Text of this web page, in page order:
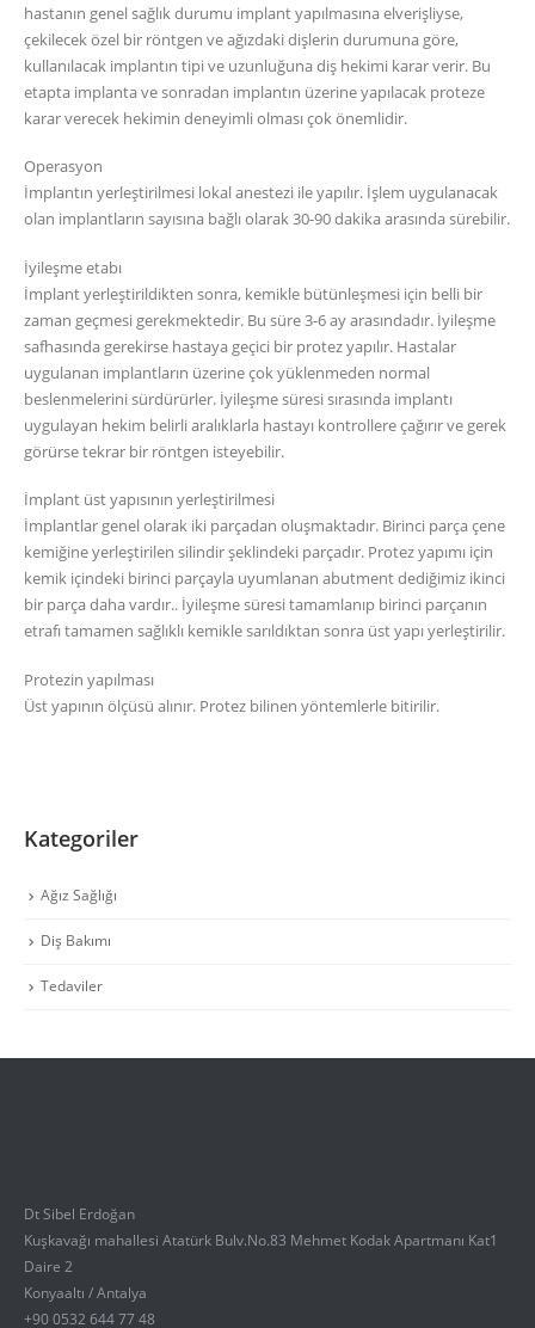
hastanın genel sağlık durumu implant yapılmasına elverişliyse,
çekilecek özel bir röntgen ve ağızdaki dişlerin durumuna göre,
kullanılacak implantın tipi ve uzunluğuna diş hekimi karar verir. Bu
etapta implanta ve sonradan implantın üzerine yapılacak proteze
karar verecek hekimin deneyimli olması çok önemlidir.
Operasyon
İmplantın yerleştirilmesi lokal anestezi ile yapılır. İşlem uygulanacak
olan implantların sayısına bağlı olarak 30-90 dakika arasında sürebilir.
İyileşme etabı
İmplant yerleştirildikten sonra, kemikle bütünleşmesi için belli bir
zaman geçmesi gerekmektedir. Bu süre 3-6 ay arasındadır. İyileşme
safhasında gerekirse hastaya geçici bir protez yapılır. Hastalar
uygulanan implantların üzerine çok yüklenmeden normal
beslenmelerini sürdürürler. İyileşme süresi sırasında implantı
uygulayan hekim belirli aralıklarla hastayı kontrollere çağırır ve gerek
görürse tekrar bir röntgen isteyebilir.
İmplant üst yapısının yerleştirilmesi
İmplantlar genel olarak iki parçadan oluşmaktadır. Birinci parça çene
kemiğine yerleştirilen silindir şeklindeki parçadır. Protez yapımı için
kemik içindeki birinci parçayla uyumlanan abutment dediğimiz ikinci
bir parça daha vardır.. İyileşme süresi tamamlanıp birinci parçanın
etrafı tamamen sağlıklı kemikle sarıldıktan sonra üst yapı yerleştirilir.
Protezin yapılması
Üst yapının ölçüsü alınır. Protez bilinen yöntemlerle bitirilir.
Kategoriler
Ağız Sağlığı
Diş Bakımı
Tedaviler
Dt Sibel Erdoğan
Kuşkavağı mahallesi Atatürk Bulv.No.83 Mehmet Kodak Apartmanı Kat1
Daire 2
Konyaaltı / Antalya
+90 0532 644 77 48